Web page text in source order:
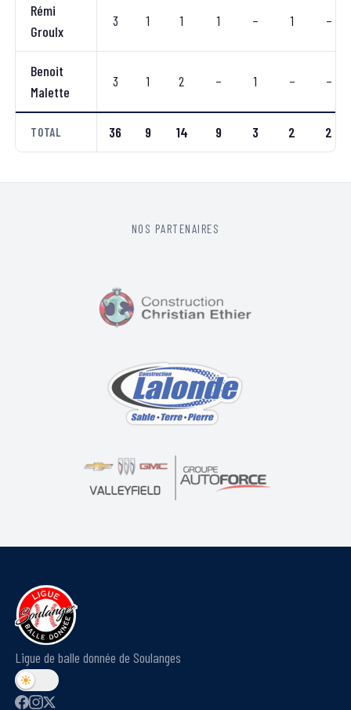
Rémi
Groulx
3 1 1 1 – 1 –
Benoit
Malette
3 1 2 – 1 – –
TOTAL 36 9 14 9 3 2 2
NOS PARTENAIRES
Ligue de balle donnée de Soulanges